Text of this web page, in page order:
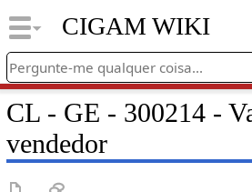
CIGAM WIKI
CL - GE - 300214 -
vendedor